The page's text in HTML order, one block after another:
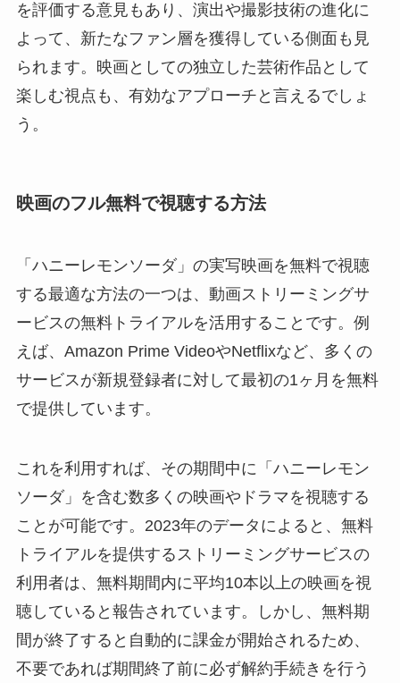
を評価する意見もあり、演出や撮影技術の進化に
よって、新たなファン層を獲得している側面も見
られます。映画としての独立した芸術作品として
楽しむ視点も、有効なアプローチと言えるでしょ
う。
映画のフル無料で視聴する方法
「ハニーレモンソーダ」の実写映画を無料で視聴
する最適な方法の一つは、動画ストリーミングサ
ービスの無料トライアルを活用することです。例
えば、Amazon Prime VideoやNetflixなど、多くの
サービスが新規登録者に対して最初の1ヶ月を無料
で提供しています。
これを利用すれば、その期間中に「ハニーレモン
ソーダ」を含む数多くの映画やドラマを視聴する
ことが可能です。2023年のデータによると、無料
トライアルを提供するストリーミングサービスの
利用者は、無料期間内に平均10本以上の映画を視
聴していると報告されています。しかし、無料期
間が終了すると自動的に課金が開始されるため、
不要であれば期間終了前に必ず解約手続きを行う